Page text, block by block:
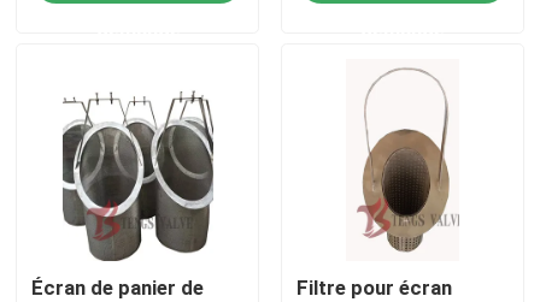
Demandez une citation
Cast Valve Porte d'acier
Swing clapet
Écran de panier de
Filtre pour écran